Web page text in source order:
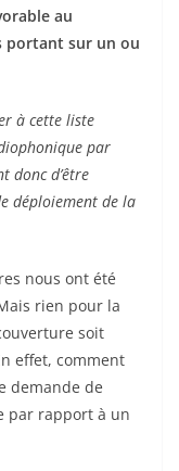
au
portant sur un ou
à cette liste
par
donc d’être
déploiement de la
nous ont été
rien pour la
soit
effet, comment
demande de
par rapport à un